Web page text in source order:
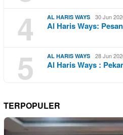
4
AL HARIS WAYS 30 Jun
Al Haris Ways:
5 AL HARIS WAYS 28 Jun
Al Haris Ways :
TERPOPULER